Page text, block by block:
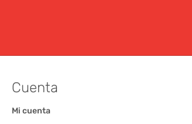
Cuenta
Mi cuenta